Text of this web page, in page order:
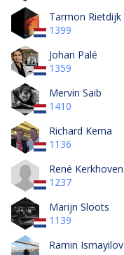
Tarmon Rietdijk
1399
Johan Palé
1359
Mervin Saib
1410
Richard Kema
1136
René Kerkhoven
1237
Marijn Sloots
1139
Ramin Ismayilov